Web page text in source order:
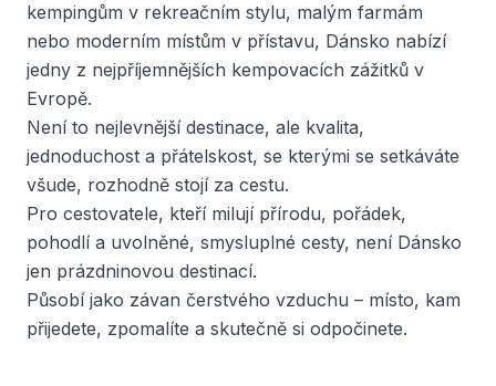
kempingům v rekreačním stylu, malým farmám
nebo moderním místům v přístavu, Dánsko nabízí
jedny z nejpříjemnějších kempovacích zážitků v
Evropě.
Není to nejlevnější destinace, ale kvalita,
jednoduchost a přátelskost, se kterými se setkáváte
všude, rozhodně stojí za cestu.
Pro cestovatele, kteří milují přírodu, pořádek,
pohodlí a uvolněné, smysluplné cesty, není Dánsko
jen prázdninovou destinací.
Působí jako závan čerstvého vzduchu – místo, kam
přijedete, zpomalíte a skutečně si odpočinete.